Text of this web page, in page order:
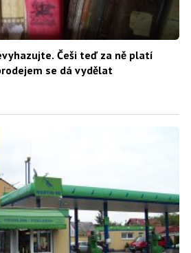
Češi teď za ně platí
se dá vydělat